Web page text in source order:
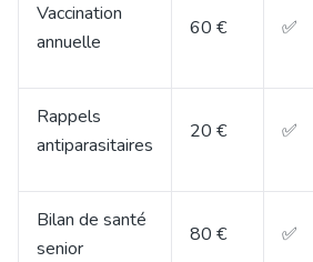
Vaccination
annuelle
60 € ✅
Rappels
antiparasitaires
20 € ✅
Bilan de santé
senior
80 € ✅